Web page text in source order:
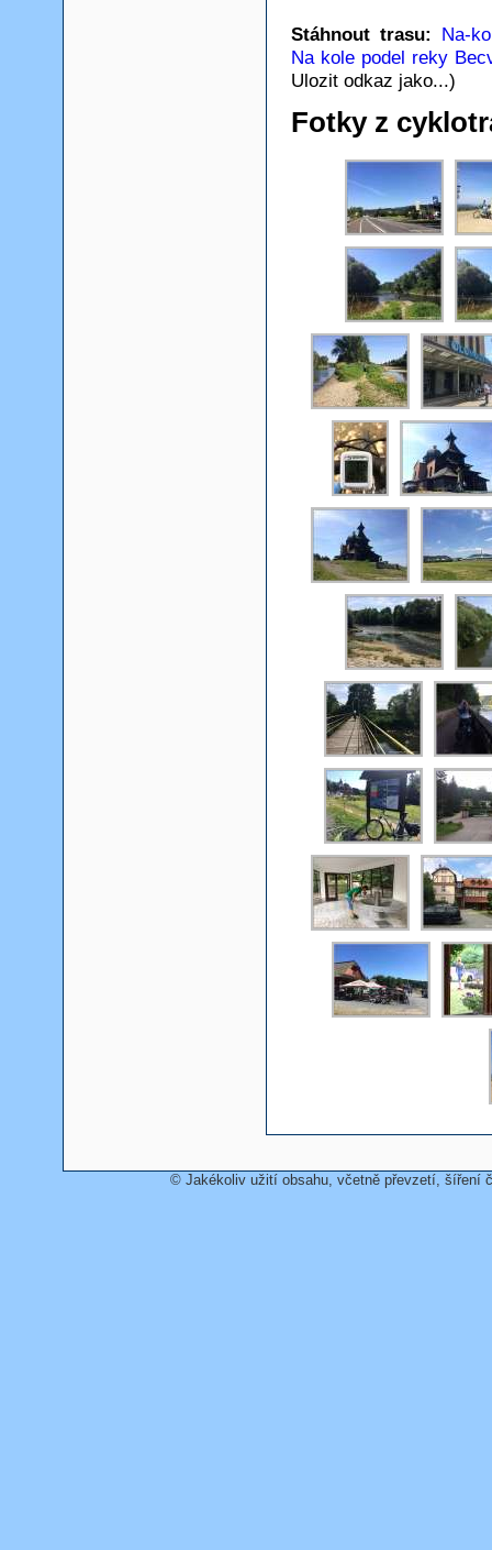
Stáhnout trasu: Na-
Na kole podel reky
Ulozit odkaz jako...)
Fotky z
© Jakékoliv užití obsahu, včetně převzetí, šíření